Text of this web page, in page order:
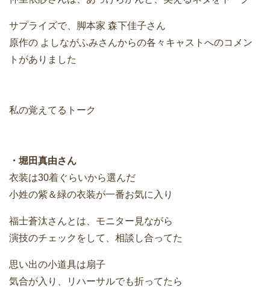
サプライズで、脚本家 森下佳子さん
原作の よしながふみさんからの各々キャストへのコメン
トがありました
私の覚えてるトーク
・堀田真由さん
衣装は30着ぐらいから選んだ
小姓の紫＆緑の衣装が一番お気に入り
福士蒼汰さんとは、モニター見ながら
演技のチェックをして、相談し合ってた
思い出の小道具は扇子
気合が入り、リハーサルでも折ってたら